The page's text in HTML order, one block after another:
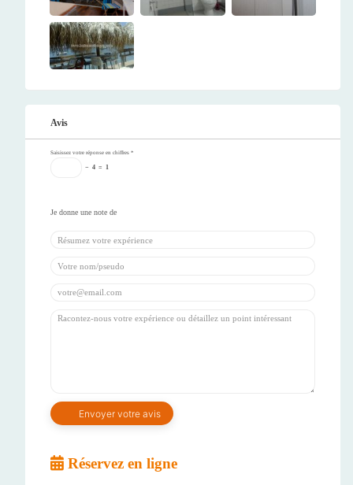
Avis
Saisissez votre réponse en chiffres *
− 4 = 1
Réservez en ligne